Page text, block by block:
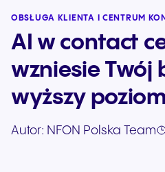
OBSŁUGA KLIENTA I CENTRUM
AI w contact
wzniesie Twój
wyższy
Autor: NFON Polska Team